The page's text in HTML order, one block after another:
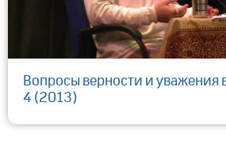
Вопросы верности и уважения
4 (2013)